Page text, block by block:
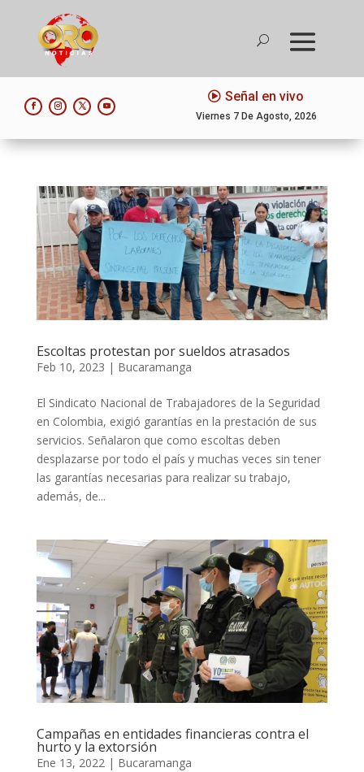
Señal en vivo
Viernes 7 De Agosto, 2026
Escoltas protestan por sueldos atrasados
Feb 10, 2023 | Bucaramanga
El Sindicato Nacional de Trabajadores de la Seguridad
en Colombia, exigió garantías en la prestación de sus
servicios. Señalaron que como escoltas deben
desplazarse por todo el país y muchas veces sin tener
las garantías necesarias para realizar su trabajo,
además, de...
Campañas en entidades financieras contra el
hurto y la extorsión
Ene 13, 2022| Bucaramanga